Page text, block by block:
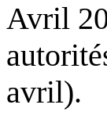
Avril
avril).